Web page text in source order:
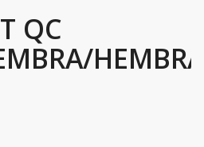
QC
HEMBRA